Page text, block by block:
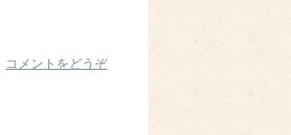
コメントをどうぞ